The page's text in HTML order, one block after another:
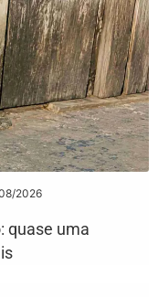
2026
quase uma